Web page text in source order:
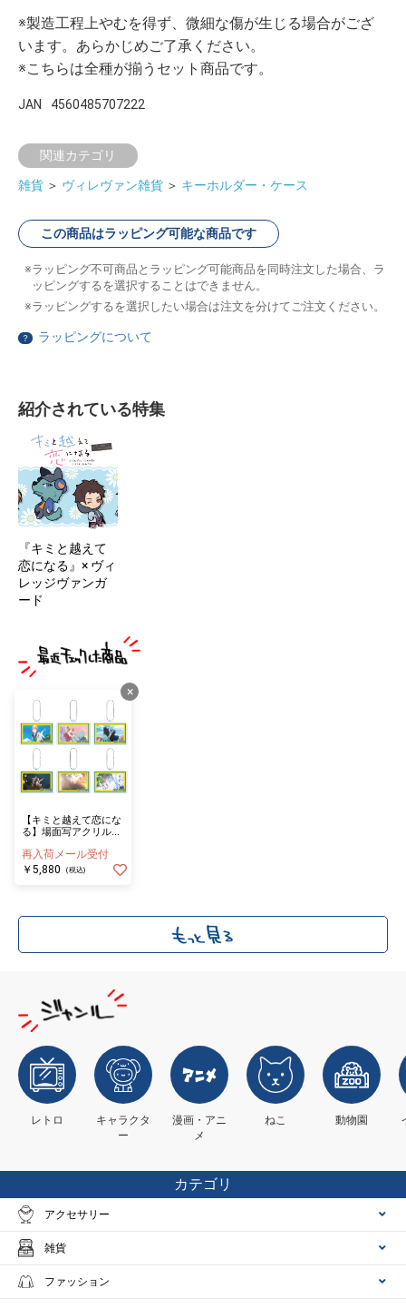
※製造工程上やむを得ず、微細な傷が生じる場合がござ
います。あらかじめご了承ください。
※こちらは全種が揃うセット商品です。
JAN 4560485707222
関連カテゴリ
雑貨 ＞ ヴィレヴァン雑貨 ＞ キーホルダー・ケース
この商品はラッピング可能な商品です
ラッピング不可商品とラッピング可能商品を同時注文した場合、ラ
ッピングするを選択することはできません。
ラッピングするを選択したい場合は注文を分けてご注文ください。
？ ラッピングについて
紹介されている特集
『キミと越えて
恋になる』× ヴィ
レッジヴァンガ
ード
×
【キミと越えて恋にな
る】場面写アクリルキ
≫（全6種）
再入荷メール受付
￥5,880
(税込)
レトロ
キャラクタ
ー
漫画・アニ
メ
ねこ 動物園
カテゴリ
アクセサリー
雑貨
ファッション